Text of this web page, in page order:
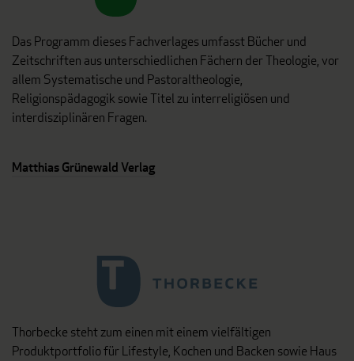
Das Programm dieses Fachverlages umfasst Bücher und
Zeitschriften aus unterschiedlichen Fächern der Theologie, vor
allem Systematische und Pastoraltheologie,
Religionspädagogik sowie Titel zu interreligiösen und
interdisziplinären Fragen.
Matthias Grünewald Verlag
Thorbecke steht zum einen mit einem vielfältigen
Produktportfolio für Lifestyle, Kochen und Backen sowie Haus